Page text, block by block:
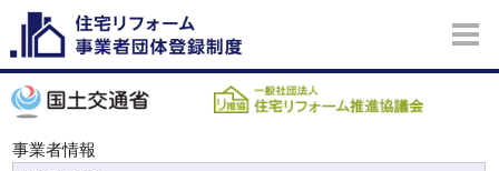
事業者情報